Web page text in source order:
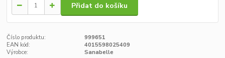
Přidat do košíku
Číslo produktu:
999651
EAN kód:
4015598025409
Výrobce:
Sanabelle